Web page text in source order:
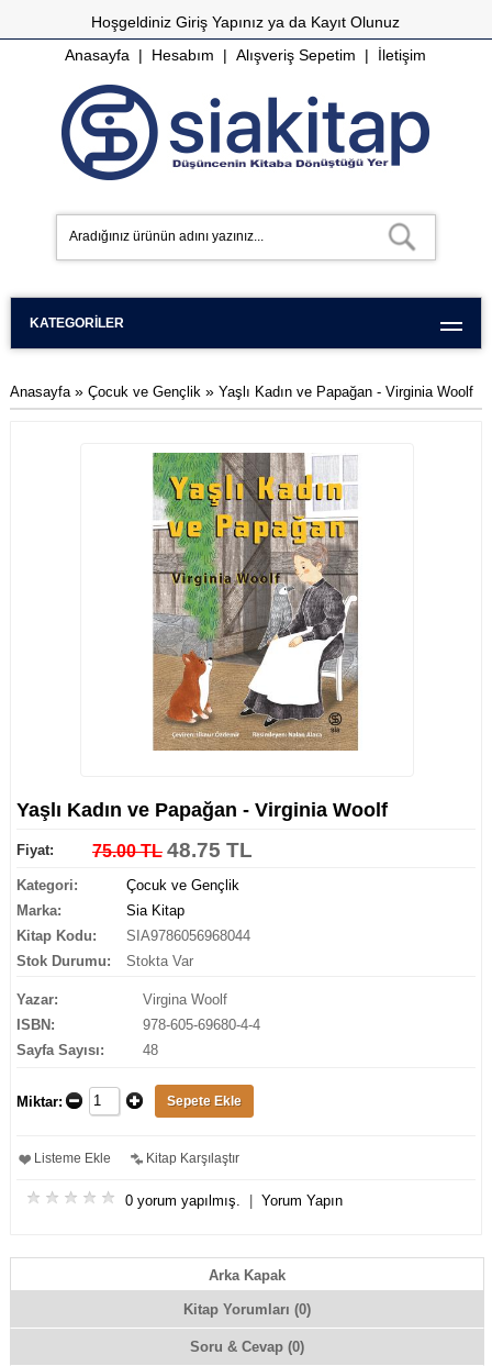
HoşgeldinizGiriş Yapınız ya da Kayıt Olunuz
Anasayfa | Hesabım |Alışveriş Sepetim | İletişim
KATEGORILER
Anasayfa » Çocuk ve Gençlik » Yaşlı Kadın ve Papağan - Virginia Woolf
Yaşlı Kadın ve Papağan - Virginia Woolf
Fiyat: 75.00 TL 48.75 TL
Kategori:
Çocuk ve Gençlik
Marka:
Sia Kitap
Kitap Kodu:
SIA9786056968044
Stok Durumu:
Stokta Var
Yazar:
Virgina Woolf
ISBN:
978-605-69680-4-4
Sayfa Sayısı:
48
Miktar:
Listeme Ekle Kitap Karşılaştır
0 yorum yapılmış. Yorum Yapın
Arka Kapak
Kitap Yorumları (0)
Soru & Cevap (0)